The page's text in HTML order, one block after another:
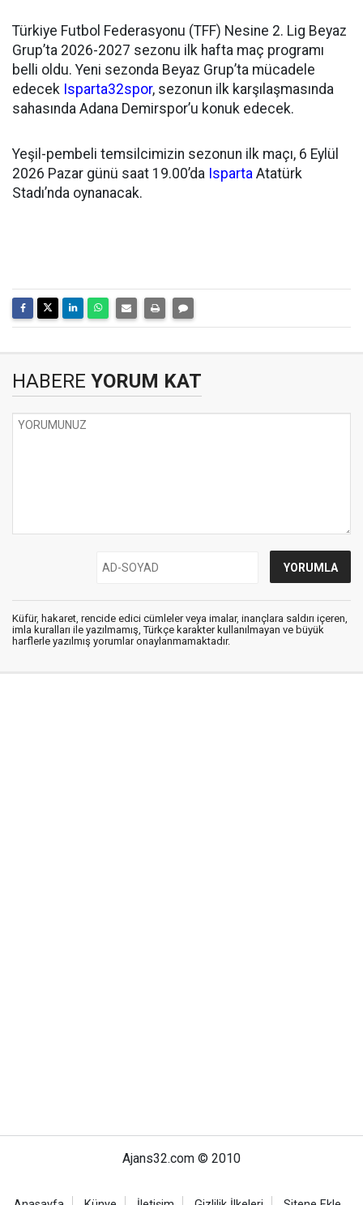
Türkiye Futbol Federasyonu (TFF) Nesine 2. Lig Beyaz
Grup’ta 2026-2027 sezonu ilk hafta maç programı
belli oldu. Yeni sezonda Beyaz Grup’ta mücadele
edecek Isparta32spor, sezonun ilk karşılaşmasında
sahasında Adana Demirspor’u konuk edecek.
Yeşil-pembeli temsilcimizin sezonun ilk maçı, 6 Eylül
2026 Pazar günü saat 19.00’da Isparta Atatürk
Stadı’nda oynanacak.
HABERE YORUM KAT
Küfür, hakaret, rencide edici cümleler veya imalar, inançlara saldırı içeren,
imla kuralları ile yazılmamış, Türkçe karakter kullanılmayan ve büyük
harflerle yazılmış yorumlar onaylanmamaktadır.
Ajans32.com © 2010